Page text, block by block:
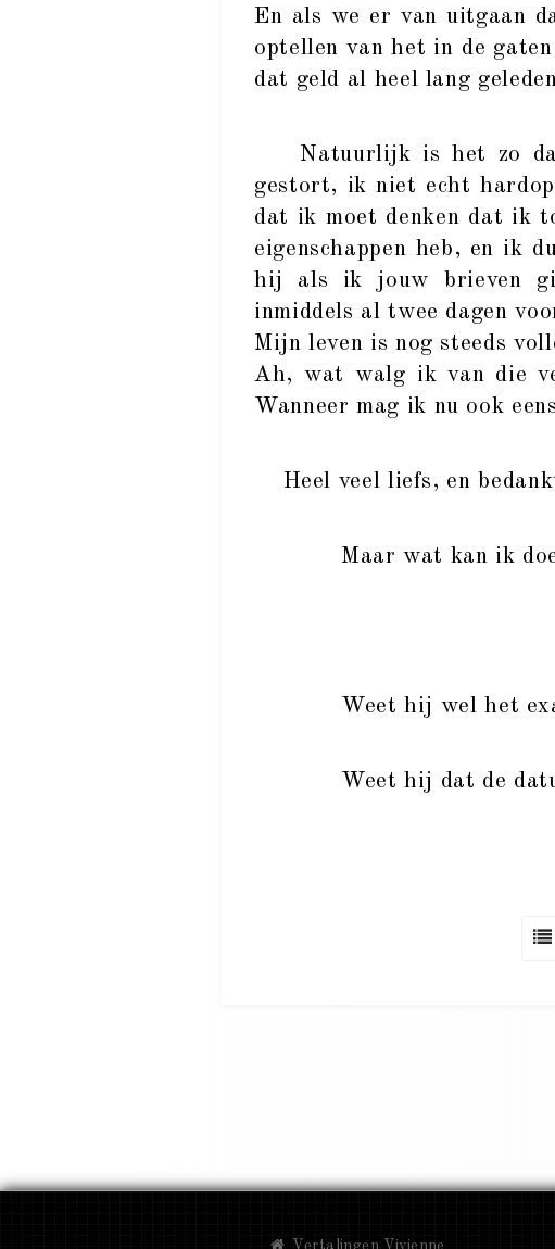
En als we er van uitgaan
optellen van het in de
dat geld al heel lang
Natuurlijk is het zo dat
gestort, ik niet echt
dat ik moet denken dat ik
eigenschappen heb, en ik
hij als ik jouw brieven
inmiddels al twee dagen
Mijn leven is nog steeds
Ah, wat walg ik van die
Wanneer mag ik nu ook
Heel veel liefs, en
Maar wat kan ik
Weet hij wel het
Weet hij dat de